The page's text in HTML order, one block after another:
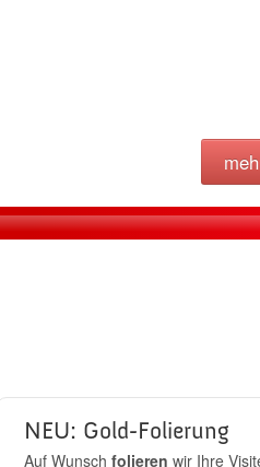
NEU: Gold-Folierung
Auf Wunsch folieren wir Ihre